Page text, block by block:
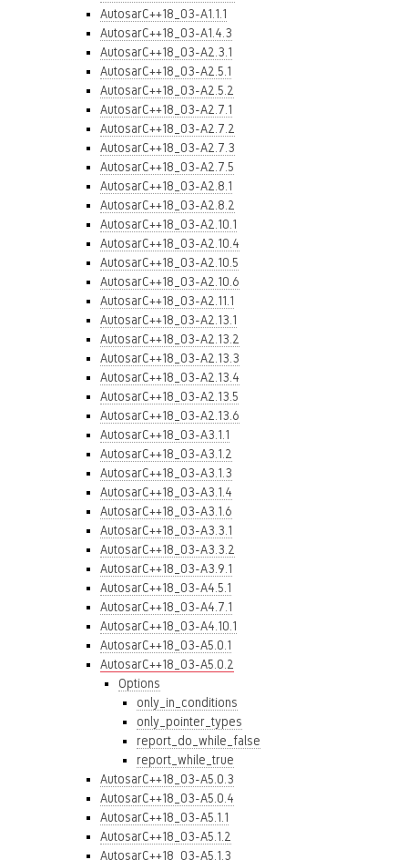
AutosarC++18_03-A1.1.1
AutosarC++18_03-A1.4.3
AutosarC++18_03-A2.3.1
AutosarC++18_03-A2.5.1
AutosarC++18_03-A2.5.2
AutosarC++18_03-A2.7.1
AutosarC++18_03-A2.7.2
AutosarC++18_03-A2.7.3
AutosarC++18_03-A2.7.5
AutosarC++18_03-A2.8.1
AutosarC++18_03-A2.8.2
AutosarC++18_03-A2.10.1
AutosarC++18_03-A2.10.4
AutosarC++18_03-A2.10.5
AutosarC++18_03-A2.10.6
AutosarC++18_03-A2.11.1
AutosarC++18_03-A2.13.1
AutosarC++18_03-A2.13.2
AutosarC++18_03-A2.13.3
AutosarC++18_03-A2.13.4
AutosarC++18_03-A2.13.5
AutosarC++18_03-A2.13.6
AutosarC++18_03-A3.1.1
AutosarC++18_03-A3.1.2
AutosarC++18_03-A3.1.3
AutosarC++18_03-A3.1.4
AutosarC++18_03-A3.1.6
AutosarC++18_03-A3.3.1
AutosarC++18_03-A3.3.2
AutosarC++18_03-A3.9.1
AutosarC++18_03-A4.5.1
AutosarC++18_03-A4.7.1
AutosarC++18_03-A4.10.1
AutosarC++18_03-A5.0.1
AutosarC++18_03-A5.0.2
Options
only_in_conditions
only_pointer_types
report_do_while_false
report_while_true
AutosarC++18_03-A5.0.3
AutosarC++18_03-A5.0.4
AutosarC++18_03-A5.1.1
AutosarC++18_03-A5.1.2
AutosarC++18_03-A5.1.3